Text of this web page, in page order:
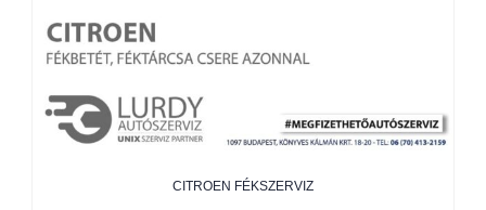
CITROEN FÉKSZERVIZ